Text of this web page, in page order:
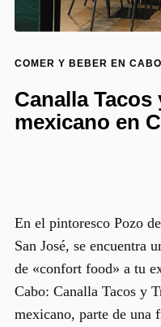
COMER Y BEBER EN
Canalla
mexicano en
En el pintoresco Pozo
San José, se encuentra
de «confort food» a tu
Cabo: Canalla Tacos y
mexicano, parte de una